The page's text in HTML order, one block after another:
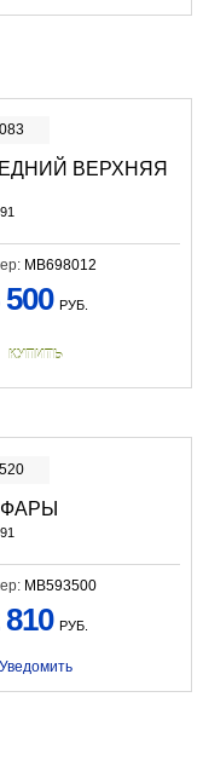
ВЕРХНЯЯ
MB698012
РУБ.
КУПИТЬ
MB593500
РУБ.
Уведомить